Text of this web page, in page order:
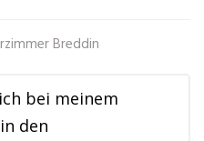
Breddin
bei meinem
den